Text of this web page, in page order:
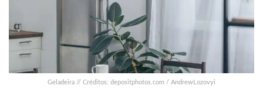
Geladeira // Créditos: depositphotos.com / AndrewLozovyi